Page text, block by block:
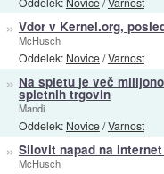
» Vdor v Kernel.org,
McHusch
Oddelek: Novice/Varnost
» Na spletu je več
spletnih trgovin
Mandi
Oddelek: Novice/Varnost
» Silovit napad na
McHusch